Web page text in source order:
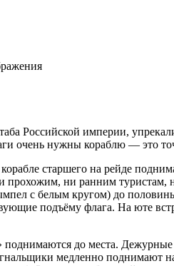
Российской империи,
очень нужны кораблю — это
старшего на рейде
ни ранним
с белым кругом) до
подъёму флага. На юте
до места.
медленно поднимают